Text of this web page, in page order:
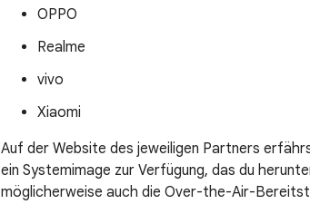
OPPO
Realme
vivo
Xiaomi
Auf der Website des jeweiligen Partners
ein Systemimage zur Verfügung, das du
möglicherweise auch die Over-the-Air-